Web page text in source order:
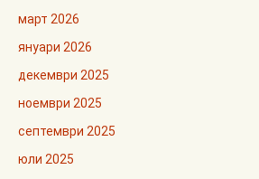
март 2026
януари 2026
декември 2025
ноември 2025
септември 2025
юли 2025